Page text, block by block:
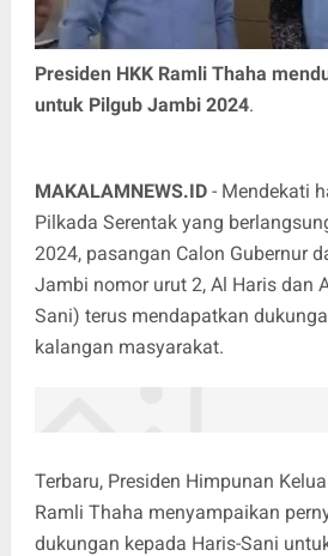
Presiden HKK Ramli Thaha
untuk Pilgub Jambi 2024.
MAKALAMNEWS.ID - Mendekati
Pilkada Serentak yang
2024, pasangan Calon Gubernur
Jambi nomor urut 2, Al Haris dan
Sani) terus mendapatkan
kalangan masyarakat.
Terbaru, Presiden Himpunan
Ramli Thaha menyampaikan
dukungan kepada Haris-Sani